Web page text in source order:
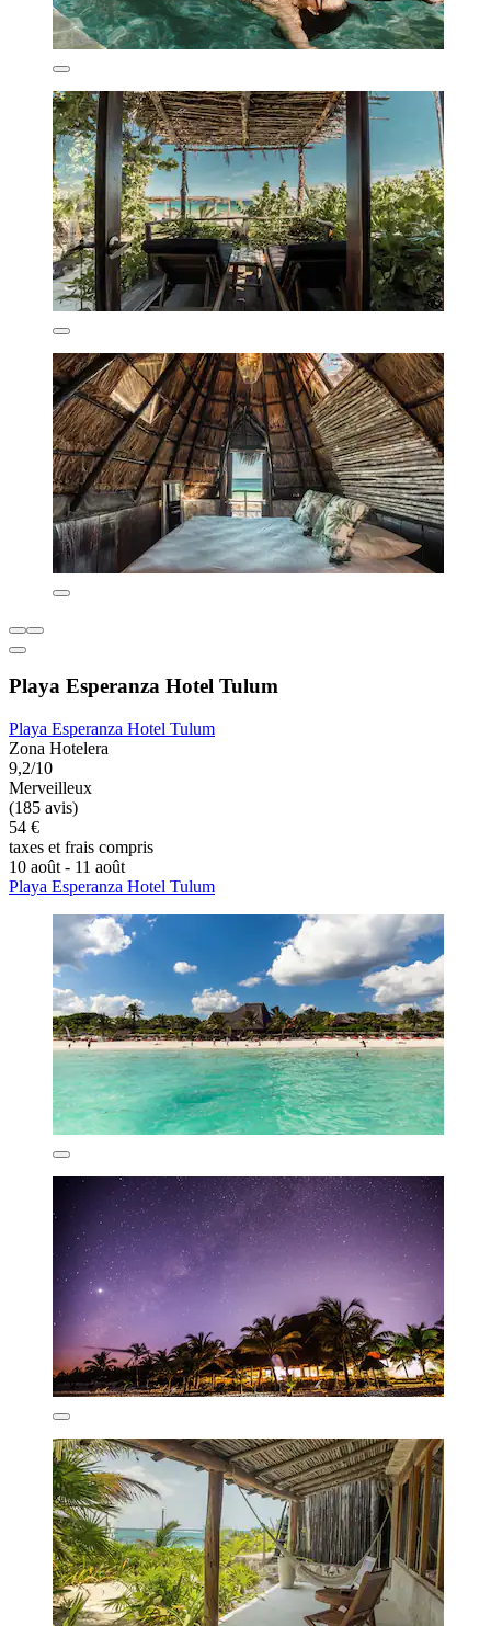
Playa Esperanza Hotel Tulum
Playa Esperanza Hotel Tulum
Zona Hotelera
9,2/10
Merveilleux
(185 avis)
54 €
taxes et frais compris
10 août - 11 août
Playa Esperanza Hotel Tulum